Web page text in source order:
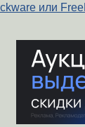
или